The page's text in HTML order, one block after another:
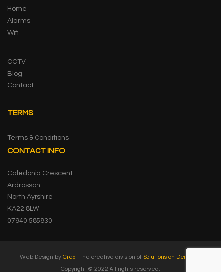
Home
Alarms
Wifi
CCTV
Blog
Contact
TERMS
Terms & Conditions
CONTACT INFO
Caledonia Crescent
Ardrossan
North Ayrshire
KA22 8LW
07940 585830
Web Design by Creō - the creative division of Solutions on Demand
Copyright © 2022 All rights reserved.